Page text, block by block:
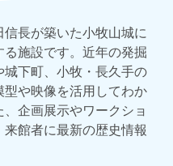
信長が築いた小牧山城に
施設です。近年の発掘
下町、小牧・長久手の
や映像を活用してわか
企画展示やワークショ
館者に最新の歴史情報